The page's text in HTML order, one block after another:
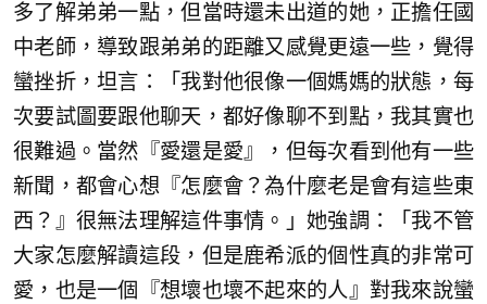
多了解弟弟一點，但當時還未出道的她，正擔任國
中老師，導致跟弟弟的距離又感覺更遠一些，覺得
蠻挫折，坦言：「我對他很像一個媽媽的狀態，每
次要試圖要跟他聊天，都好像聊不到點，我其實也
很難過。當然『愛還是愛』，但每次看到他有一些
新聞，都會心想『怎麼會？為什麼老是會有這些東
西？』很無法理解這件事情。」她強調：「我不管
大家怎麼解讀這段，但是鹿希派的個性真的非常可
愛，也是一個『想壞也壞不起來的人』對我來說蠻